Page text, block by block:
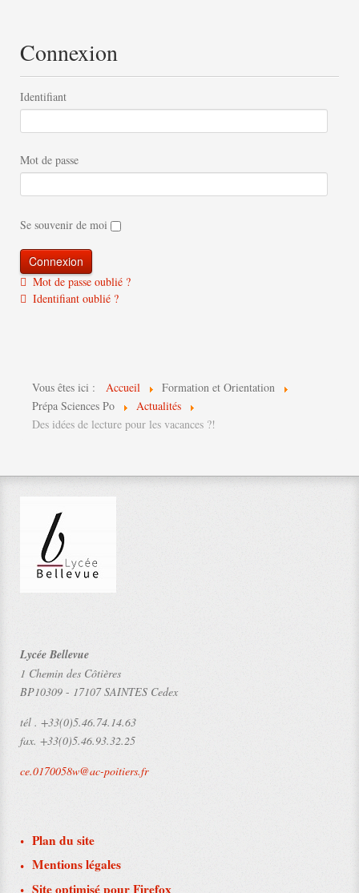
Connexion
Identifiant
Mot de passe
Se souvenir de moi
Mot de passe oublié ?
Identifiant oublié ?
Vous êtes ici : Accueil
Formation et Orientation
Prépa Sciences Po
Actualités
Des idées de lecture pour les vacances ?!
Lycée Bellevue
1 Chemin des Côtières
BP10309 - 17107 SAINTES Cedex
tél . +33(0)5.46.74.14.63
fax. +33(0)5.46.93.32.25
ce.0170058w@ac-poitiers.fr
Plan du site
Mentions légales
Site optimisé pour Firefox